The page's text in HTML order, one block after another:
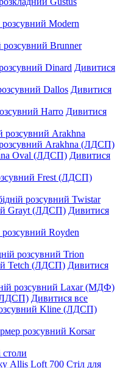
розсувний Modern
розсувний Brunner
Dinard Дивитися
Dallos Дивитися
Harro Дивитися
розсувний Arakhna
розсувний Arakhna (ЛДСП)
Oval (ЛДСП) Дивитися
Frest (ЛДСП)
розсувний Twistar
Grayt (ЛДСП) Дивитися
розсувний Royden
розсувний Trion
Tetch (ЛДСП) Дивитися
розсувний Laxar (МДФ)
(ЛДСП) Дивитися все
Kline (ЛДСП)
розсувний Korsar
Allis Loft 700 Стіл для